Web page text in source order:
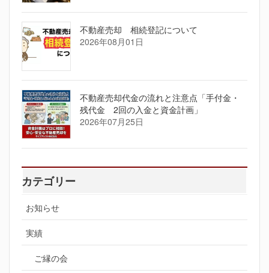
不動産売却 相続登記について
2026年08月01日
不動産売却代金の流れと注意点「手付金・
残代金 2回の入金と資金計画」
2026年07月25日
カテゴリー
お知らせ
実績
ご縁の会